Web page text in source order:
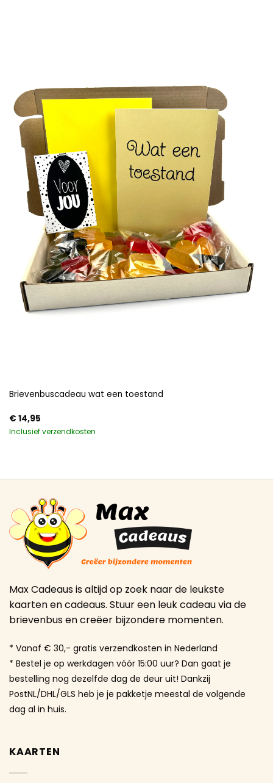
Brievenbuscadeau wat een toestand
€14,95
Inclusief verzendkosten
Max Cadeaus is altijd op zoek naar de leukste
kaarten en cadeaus. Stuur een leuk cadeau via de
brievenbus en creëer bijzondere momenten.
* Vanaf € 30,- gratis verzendkosten in Nederland
* Bestel je op werkdagen vóór 15:00 uur? Dan gaat je
bestelling nog dezelfde dag de deur uit! Dankzij
PostNL/DHL/GLS heb je je pakketje meestal de volgende
dag al in huis.
KAARTEN